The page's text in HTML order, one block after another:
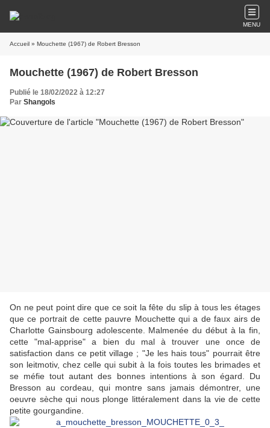
MENU
Accueil » Mouchette (1967) de Robert Bresson
Mouchette (1967) de Robert Bresson
Publié le 18/02/2022 à 12:27
Par Shangols
On ne peut point dire que ce soit la fête du slip à tous les étages
que ce portrait de cette pauvre Mouchette qui a de faux airs de
Charlotte Gainsbourg adolescente. Malmenée du début à la fin,
cette "mal-apprise" a bien du mal à trouver une once de
satisfaction dans ce petit village ; "Je les hais tous" pourrait être
son leitmotiv, chez celle qui subit à la fois toutes les brimades et
se méfie tout autant des bonnes intentions à son égard. Du
Bresson au cordeau, qui montre sans jamais démontrer, une
oeuvre sèche qui nous plonge littéralement dans la vie de cette
petite gourgandine.